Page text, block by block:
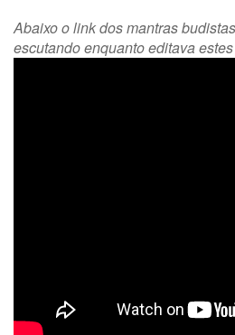
Abaixo o link dos mantras
escutando enquanto editava